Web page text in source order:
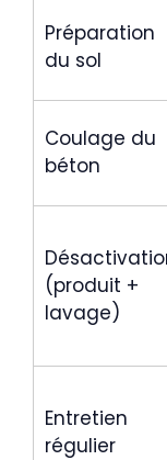
Préparation
du sol
Coulage du
béton
(produit +
lavage)
Entretien
régulier